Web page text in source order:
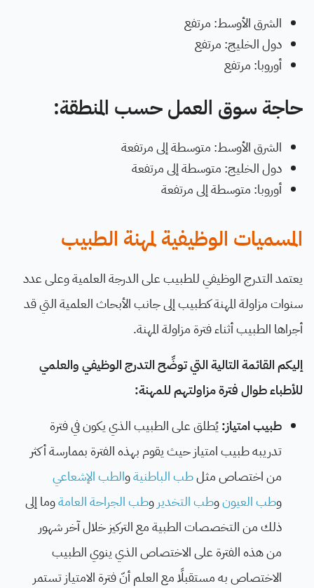
الشرق الأوسط: مرتفع
دول الخليج: مرتفع
أوروبا: مرتفع
حاجة سوق العمل حسب المنطقة:
الشرق الأوسط: متوسطة إلى مرتفعة
دول الخليج: متوسطة إلى مرتفعة
أوروبا: متوسطة إلى مرتفعة
المسميات الوظيفية لمهنة الطبيب
يعتمد التدرج الوظيفي للطبيب على الدرجة العلمية وعلى عدد
سنوات مزاولة المهنة كطبيب إلى جانب الأبحاث العلمية التي قد
أجراها الطبيب أثناء فترة مزاولة المهنة.
إليكم القائمة التالية التي توضِّح التدرج الوظيفي والعلمي
للأطباء طوال فترة مزاولتهم للمهنة:
طبيب امتياز:يُطلق على الطبيب الذي يكون في فترة
تدريبه طبيب امتياز حيث يقوم بهذه الفترة بممارسة أكثر
من اختصاص مثلطب الباطنيةوالطب الإشعاعي
وطب العيونوطب التخدير وطب الجراحة العامةوما إلى
ذلك من التخصصات الطبية مع التركيز خلال آخر شهور
من هذه الفترة على الاختصاص الذي ينوي الطبيب
الاختصاص به مستقبلًا مع العلم أنّ فترة الامتياز تستمر